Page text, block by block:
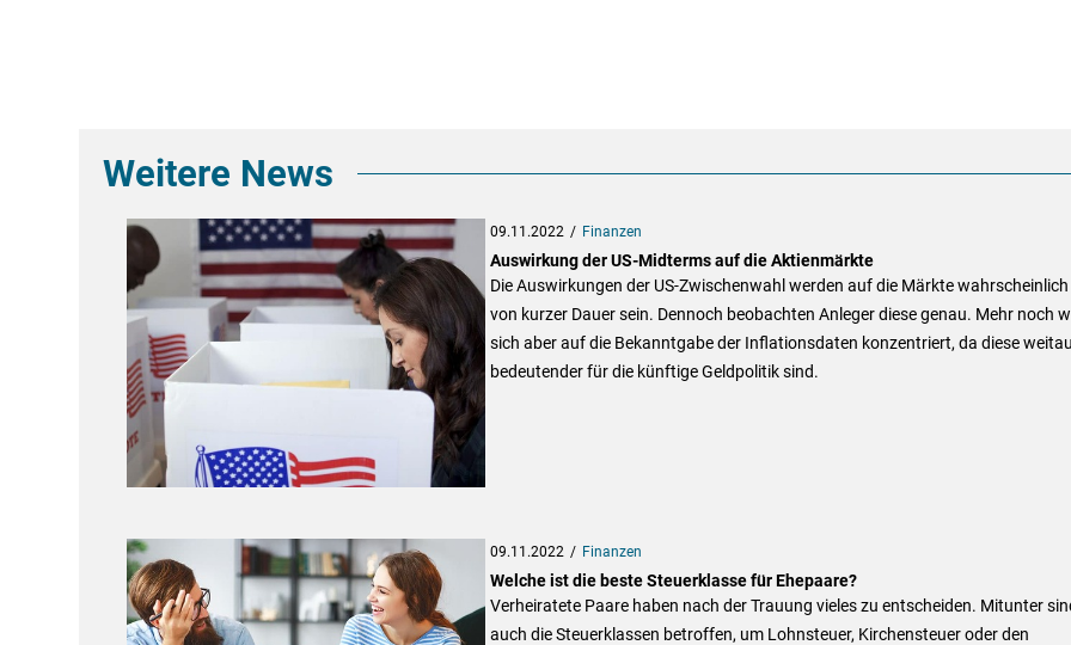
Weitere News
09.11.2022 Finanzen
Auswirkung der US-Midterms auf die Aktienmärkte
Die Auswirkungen der US-Zwischenwahl werden auf die Märkte
von kurzer Dauer sein. Dennoch beobachten Anleger diese genau. Mehr noch
sich aber auf die Bekanntgabe der Inflationsdaten konzentriert, da diese
bedeutender für die künftige Geldpolitik sind.
09.11.2022 Finanzen
Welche ist die beste Steuerklasse für Ehepaare?
Verheiratete Paare haben nach der Trauung vieles zu entscheiden. Mitunter
auch die Steuerklassen betroffen, um Lohnsteuer, Kirchensteuer oder den